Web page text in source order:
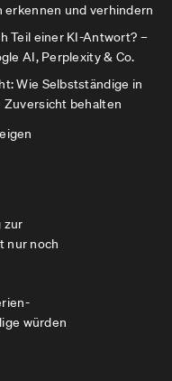
und verhindern
Teil einer KI-Antwort? –
AI, Perplexity & Co.
Wie Selbstständige in
behalten
zur
nur noch
würden